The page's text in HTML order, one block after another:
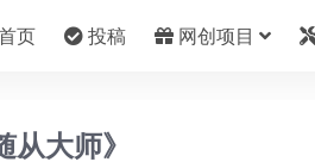
页 投稿 网创项目
大师》